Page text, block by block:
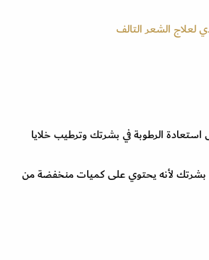
لعلاج الشعر التالف
الرطوبة في بشرتك وترطيب خلايا
لأنه يحتوي على كميات منخفضة من